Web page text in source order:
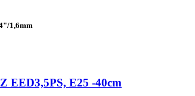
1,6mm
EED3,5PS, E25 -40cm